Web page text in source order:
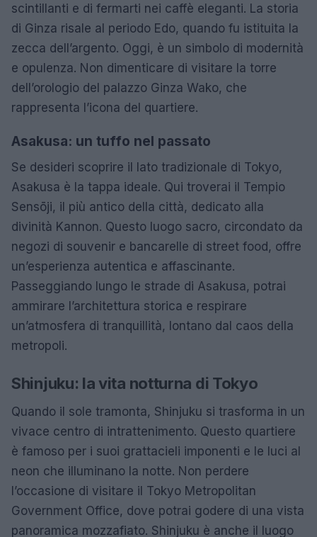
scintillanti e di fermarti nei caffè eleganti. La storia
di Ginza risale al periodo Edo, quando fu istituita la
zecca dell’argento. Oggi, è un simbolo di modernità
e opulenza. Non dimenticare di visitare la torre
dell’orologio del palazzo Ginza Wako, che
rappresenta l’icona del quartiere.
Asakusa: un tuffo nel passato
Se desideri scoprire il lato tradizionale di Tokyo,
Asakusa è la tappa ideale. Qui troverai il Tempio
Sensōji, il più antico della città, dedicato alla
divinità Kannon. Questo luogo sacro, circondato da
negozi di souvenir e bancarelle di street food, offre
un’esperienza autentica e affascinante.
Passeggiando lungo le strade di Asakusa, potrai
ammirare l’architettura storica e respirare
un’atmosfera di tranquillità, lontano dal caos della
metropoli.
Shinjuku: la vita notturna di Tokyo
Quando il sole tramonta, Shinjuku si trasforma in un
vivace centro di intrattenimento. Questo quartiere
è famoso per i suoi grattacieli imponenti e le luci al
neon che illuminano la notte. Non perdere
l’occasione di visitare il Tokyo Metropolitan
Government Office, dove potrai godere di una vista
panoramica mozzafiato. Shinjuku è anche il luogo